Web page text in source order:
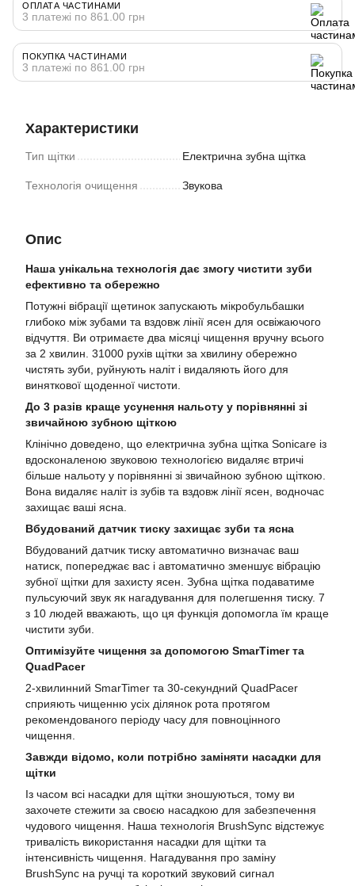
ОПЛАТА ЧАСТИНАМИ
3 платежі по 861.00 грн
ПОКУПКА ЧАСТИНАМИ
3 платежі по 861.00 грн
Характеристики
Тип щітки Електрична зубна щітка
Технологія очищення Звукова
Опис
Наша унікальна технологія дає змогу чистити зуби
ефективно та обережно
Потужні вібрації щетинок запускають мікробульбашки
глибоко між зубами та вздовж лінії ясен для освіжаючого
відчуття. Ви отримаєте два місяці чищення вручну всього
за 2 хвилин. 31000 рухів щітки за хвилину обережно
чистять зуби, руйнують наліт і видаляють його для
виняткової щоденної чистоти.
До 3 разів краще усунення нальоту у порівнянні зі
звичайною зубною щіткою
Клінічно доведено, що електрична зубна щітка Sonicare із
вдосконаленою звуковою технологією видаляє втричі
більше нальоту у порівнянні зі звичайною зубною щіткою.
Вона видаляє наліт із зубів та вздовж лінії ясен, водночас
захищає ваші ясна.
Вбудований датчик тиску захищає зуби та ясна
Вбудований датчик тиску автоматично визначає ваш
натиск, попереджає вас і автоматично зменшує вібрацію
зубної щітки для захисту ясен. Зубна щітка подаватиме
пульсуючий звук як нагадування для полегшення тиску. 7
з 10 людей вважають, що ця функція допомогла їм краще
чистити зуби.
Оптимізуйте чищення за допомогою SmarTimer та
QuadPacer
2-хвилинний SmarTimer та 30-секундний QuadPacer
сприяють чищенню усіх ділянок рота протягом
рекомендованого періоду часу для повноцінного
чищення.
Завжди відомо, коли потрібно заміняти насадки для
щітки
Із часом всі насадки для щітки зношуються, тому ви
захочете стежити за своєю насадкою для забезпечення
чудового чищення. Наша технологія BrushSync відстежує
тривалість використання насадки для щітки та
інтенсивність чищення. Нагадування про заміну
BrushSync на ручці та короткий звуковий сигнал